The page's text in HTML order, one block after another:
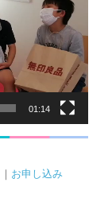
01:14
｜ お申し込み